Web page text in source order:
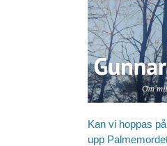
Kan vi hoppas
upp